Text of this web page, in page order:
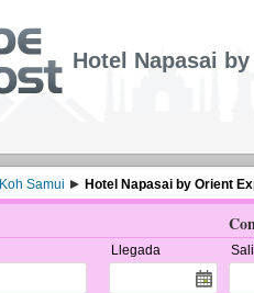
Hotel Napasai
Koh Samui Hotel Napasai by Orient
Llegada